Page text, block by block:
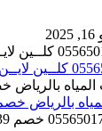
0556501701‬‏ – تقارير